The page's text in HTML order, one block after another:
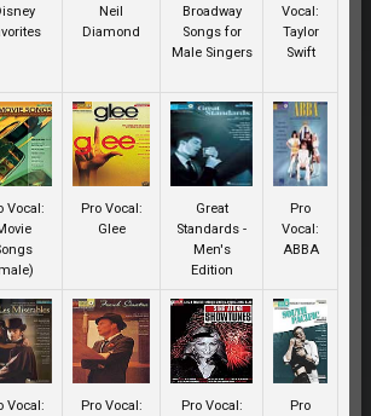
Neil
Diamond
Broadway
Songs for
Male Singers
Vocal:
Taylor
Swift
Vocal:
Pro Vocal:
Glee
Great
Standards -
Men's
Edition
Pro
Vocal:
ABBA
Vocal:
Pro Vocal:
Pro Vocal:
Pro